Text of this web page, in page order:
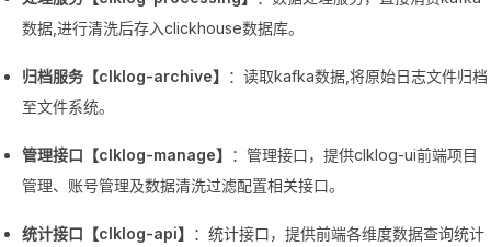
数据,进行清洗后存入clickhouse数据库。
归档服务【clklog-archive】
：读取kafka数据,将原始日志文件归档
至文件系统。
管理接口【clklog-manage】
：管理接口，提供clklog-ui前端项目
管理、账号管理及数据清洗过滤配置相关接口。
统计接口【clklog-api】
：统计接口，提供前端各维度数据查询统计